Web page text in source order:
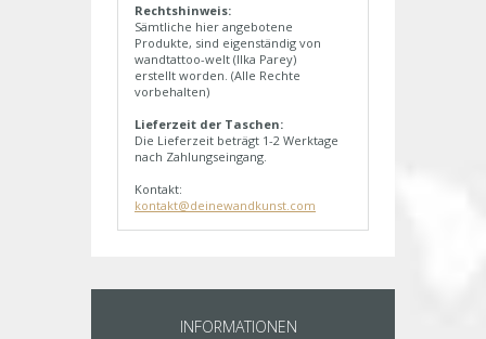
Rechtshinweis:
Sämtliche hier angebotene
Produkte, sind eigenständig von
wandtattoo-welt (Ilka Parey)
erstellt worden. (Alle Rechte
vorbehalten)
Lieferzeit der Taschen:
Die Lieferzeit beträgt 1-2 Werktage
nach Zahlungseingang.
Kontakt:
kontakt@deinewandkunst.com
INFORMATIONEN